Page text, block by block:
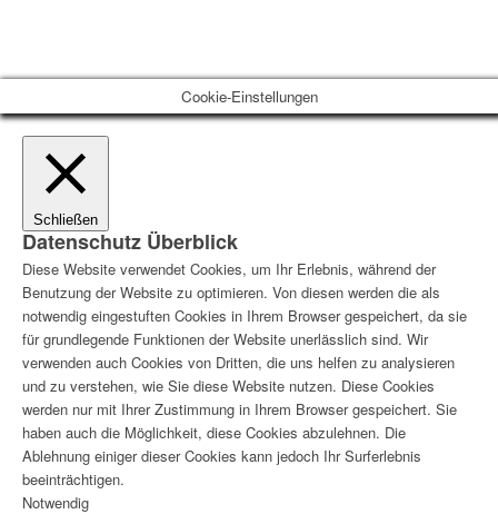
Cookie-Einstellungen
Schließen
Datenschutz Überblick
Diese Website verwendet Cookies, um Ihr Erlebnis, während der
Benutzung der Website zu optimieren. Von diesen werden die als
notwendig eingestuften Cookies in Ihrem Browser gespeichert, da sie
für grundlegende Funktionen der Website unerlässlich sind. Wir
verwenden auch Cookies von Dritten, die uns helfen zu analysieren
und zu verstehen, wie Sie diese Website nutzen. Diese Cookies
werden nur mit Ihrer Zustimmung in Ihrem Browser gespeichert. Sie
haben auch die Möglichkeit, diese Cookies abzulehnen. Die
Ablehnung einiger dieser Cookies kann jedoch Ihr Surferlebnis
beeinträchtigen.
Notwendig